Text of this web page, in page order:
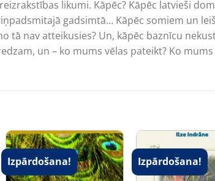
likumi. Kāpēc? Kāpēc latvieši
gadsimtā… Kāpēc somiem un
tā nav atteikusies? Un, kāpēc baznīcu
un – ko mums vēlas pateikt? Ko
Izpārdošana! Izpārdošana!